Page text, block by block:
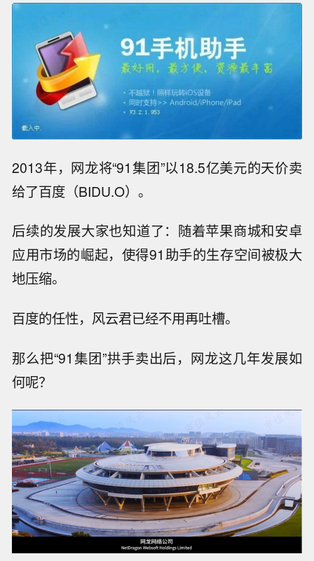
2013年，网龙将“91集团”以18.5亿美元的天价卖
给了百度（BIDU.O）。
后续的发展大家也知道了：随着苹果商城和安卓
应用市场的崛起，使得91助手的生存空间被极大
地压缩。
百度的任性，风云君已经不用再吐槽。
那么把“91集团”拱手卖出后，网龙这几年发展如
何呢？